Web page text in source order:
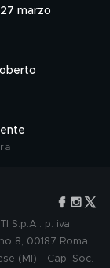
marzo
S.p.A.: p. iva
8, 00187 Roma.
(MI) - Cap. Soc.